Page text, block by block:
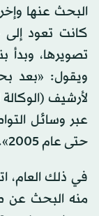
البحث عنها
كانت تعود إلى
تصويرها، وبدأ
ويقول: «بعد
لأرشيف
عبر وسائل
حتى عام 2005».
في ذلك العام،
منه البحث عن